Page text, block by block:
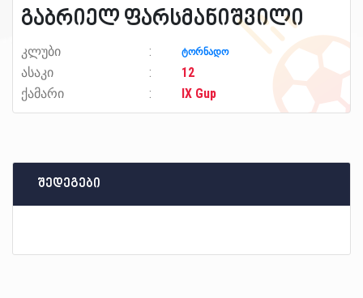
გაბრიელ ფარსმანიშვილი
კლუბი ტორნადო
ასაკი
12
ქამარი
IX Gup
შედეგები